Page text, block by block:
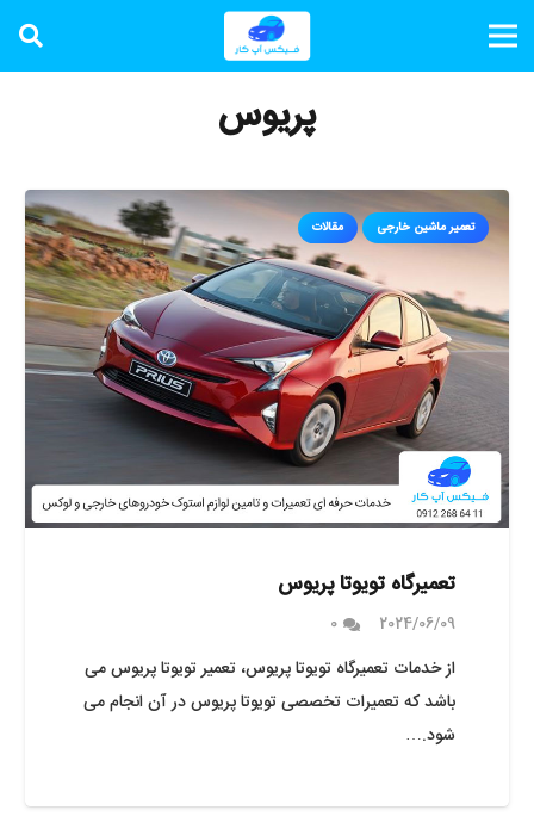
پریوس
تعمیر ماشین خارجی مقالات
تعمیرگاه تویوتا پریوس
2024/06/09
0
از خدمات تعمیرگاه تویوتا پریوس، تعمیر تویوتا پریوس می
باشد که تعمیرات تخصصی تویوتا پریوس در آن انجام می
شود.…